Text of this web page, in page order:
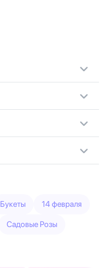
Букеты 14 февраля
Садовые Розы